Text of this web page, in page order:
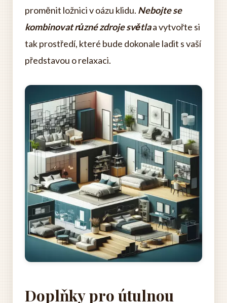
proměnit ložnici v oázu klidu. Nebojte se
kombinovat různé zdroje světlaa vytvořte si
tak prostředí, které bude dokonale ladit s vaší
představou o relaxaci.
Doplňky pro útulnou